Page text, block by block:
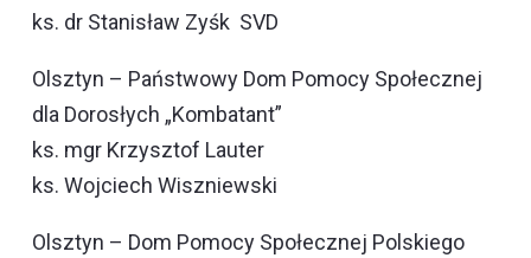
ks. dr Stanisław Zyśk SVD
Olsztyn – Państwowy Dom Pomocy Społecznej
dla Dorosłych „Kombatant”
ks. mgr Krzysztof Lauter
ks. Wojciech Wiszniewski
Olsztyn – Dom Pomocy Społecznej Polskiego